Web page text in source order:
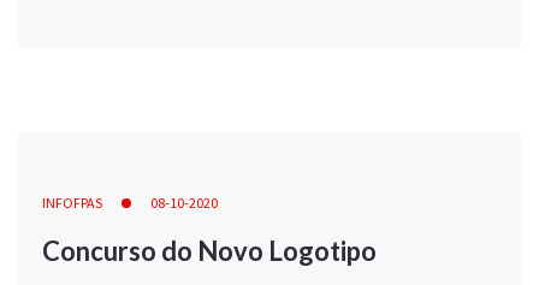
INFOFPAS 08-10-2020
Concurso do Novo Logotipo